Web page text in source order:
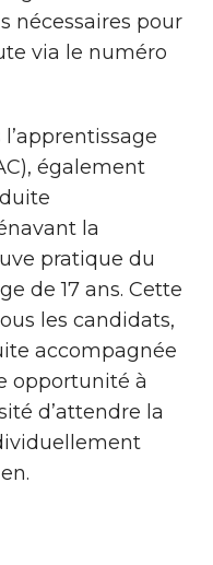
nécessaires pour
via le numéro
également
la
pratique du
de 17 ans. Cette
les candidats,
accompagnée
opportunité à
d’attendre la